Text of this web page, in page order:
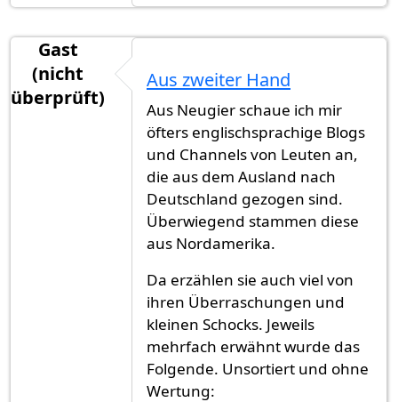
Gast
(nicht
überprüft)
Aus zweiter Hand
Aus Neugier schaue ich mir
öfters englischsprachige Blogs
und Channels von Leuten an,
die aus dem Ausland nach
Deutschland gezogen sind.
Überwiegend stammen diese
aus Nordamerika.
Da erzählen sie auch viel von
ihren Überraschungen und
kleinen Schocks. Jeweils
mehrfach erwähnt wurde das
Folgende. Unsortiert und ohne
Wertung: